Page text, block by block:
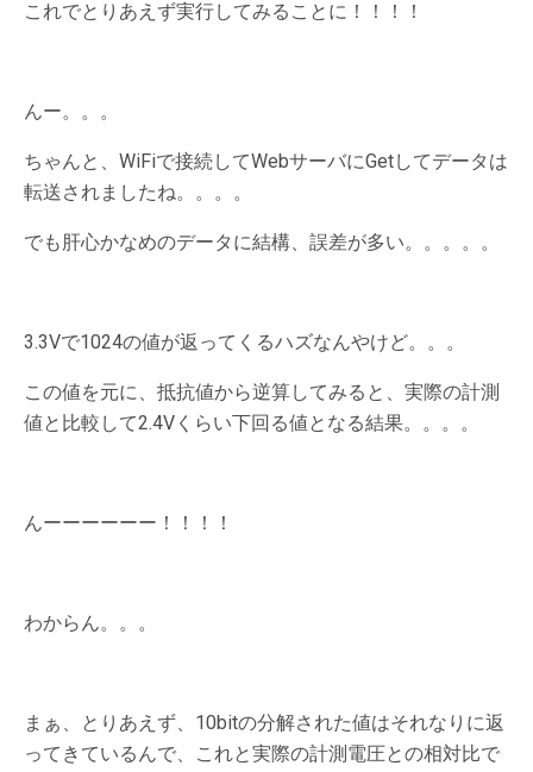
これでとりあえず実行してみることに！！！！
んー。。。
ちゃんと、WiFiで接続してWebサーバにGetしてデータは
転送されましたね。。。。
でも肝心かなめのデータに結構、誤差が多い。。。。。
3.3Vで1024の値が返ってくるハズなんやけど。。。
この値を元に、抵抗値から逆算してみると、実際の計測
値と比較して2.4Vくらい下回る値となる結果。。。。
んーーーーーー！！！！
わからん。。。
まぁ、とりあえず、10bitの分解された値はそれなりに返
ってきているんで、これと実際の計測電圧との相対比で